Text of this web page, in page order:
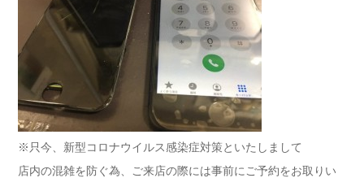
※只今、新型コロナウイルス感染症対策といたしまして
店内の混雑を防ぐ為、ご来店の際には事前にご予約をお取りい